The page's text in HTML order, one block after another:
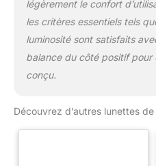
légèrement le confort
les critères essentiels tels
luminosité sont satisfaits
balance du côté positif
conçu.
Découvrez d’autres lunettes